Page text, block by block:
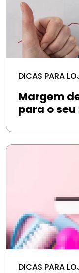
DICAS PARA
Margem
para o
DICAS PARA